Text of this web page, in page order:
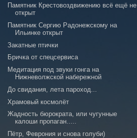
Памятник Крестовоздвижению всё ещё не
открыт
Памятник Сергию Радонежскому на
Ильинке открыт
Закатные птички
Бричка от спецсервиса
Медитация под звуки гонга на
Нижневолжской набережной
До свидания, лета пароход...
Храмовый космолёт
Жадность бюрократа, или чугунные
калоши пропаган.....
Пётр, Феврония и снова голуби)